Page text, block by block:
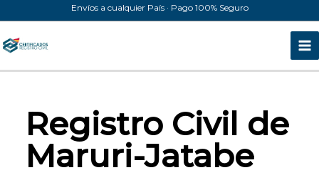
al
contenido
Envíos a cualquier País · Pago 100% Seguro
Registro Civil de
Maruri-Jatabe